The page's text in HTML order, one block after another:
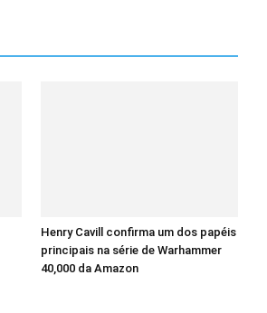
Henry Cavill confirma um dos papéis
principais na série de Warhammer
40,000 da Amazon